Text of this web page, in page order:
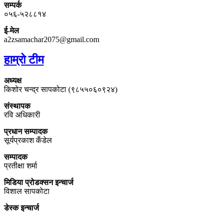
सम्पर्क
०५६-५२८८१४
ई-मेल
a2zsamachar2075@gmail.com
हाम्रो टीम
अध्यक्ष
किशोर चन्द्र सापकोटा (९८५५०६०९२४)
संस्थापक
रवि अधिकारी
प्रधान सम्पादक
सूर्यप्रकाश कँडेल
सम्पादक
प्रतीक्षा शर्मा
मिडिया प्रोडक्सन इन्चार्ज
विशाल सापकोटा
डेस्क इन्चार्ज